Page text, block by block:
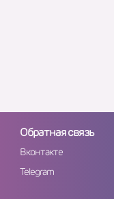
Обратная связь
Вконтакте
Telegram